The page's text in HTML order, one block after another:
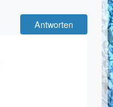
Antworten